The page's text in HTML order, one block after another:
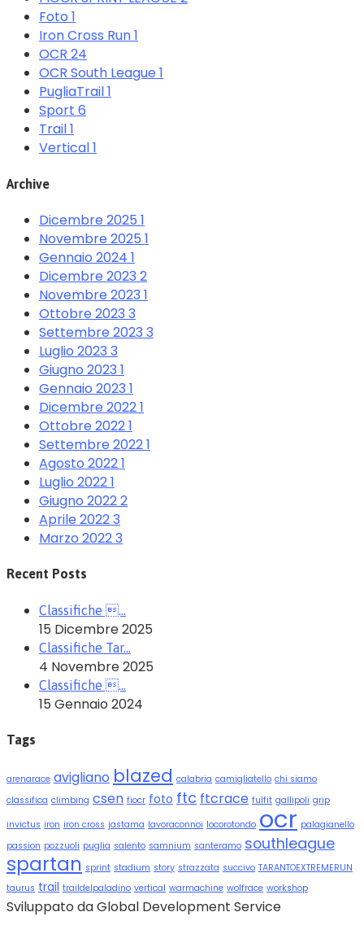
Foto 1
Iron Cross Run1
OCR 24
OCR South League1
PugliaTrail1
Sport 6
Trail1
Vertical1
Archive
Dicembre 2025 1
Novembre 2025 1
Gennaio 2024 1
Dicembre 2023 2
Novembre 2023 1
Ottobre 2023 3
Settembre 2023 3
Luglio 2023 3
Giugno 2023 1
Gennaio 2023 1
Dicembre 20221
Ottobre 20221
Settembre 20221
Agosto 20221
Luglio 20221
Giugno 20222
Aprile 20223
Marzo 20223
Recent Posts
Classifiche …
15 Dicembre 2025
Classifiche Tar…
4 Novembre 2025
Classifiche …
15 Gennaio 2024
Tags
arenarace avigliano blazed calabria camigliatello chi siamo
classifica climbing csen fiocr foto ftc ftcrace fulfit gallipoli grip
invictus iron iron cross jastama lavoraconnoi locorotondo ocr palagianello
passion pozzuoli puglia salento samnium santeramo southleague
spartan sprint stadium story strazzata succivo TARANTOEXTREMERUN
taurus trail traildelpaladino vertical warmachine wolfrace workshop
Sviluppato da Global Development Service